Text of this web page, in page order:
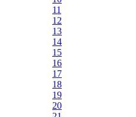
11
12
13
14
15
16
17
18
19
20